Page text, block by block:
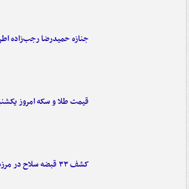
جنازه حمیدرضا رجب‌زاده
قیمت طلا و سکه امروز یکشنبه ۱۸ مرداد
کشف ۳۳ قبضه سلاح در مرزهای آذربایجان غربی